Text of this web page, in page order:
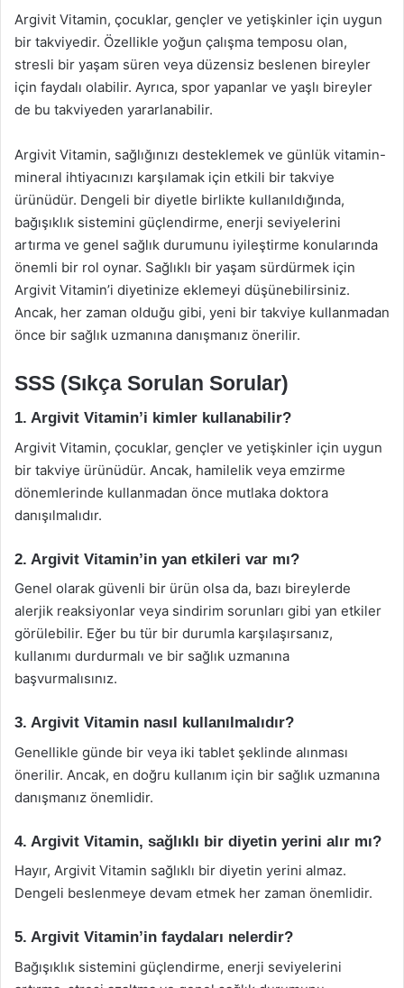
Argivit Vitamin, çocuklar, gençler ve yetişkinler için uygun
bir takviyedir. Özellikle yoğun çalışma temposu olan,
stresli bir yaşam süren veya düzensiz beslenen bireyler
için faydalı olabilir. Ayrıca, spor yapanlar ve yaşlı bireyler
de bu takviyeden yararlanabilir.
Argivit Vitamin, sağlığınızı desteklemek ve günlük vitamin-
mineral ihtiyacınızı karşılamak için etkili bir takviye
ürünüdür. Dengeli bir diyetle birlikte kullanıldığında,
bağışıklık sistemini güçlendirme, enerji seviyelerini
artırma ve genel sağlık durumunu iyileştirme konularında
önemli bir rol oynar. Sağlıklı bir yaşam sürdürmek için
Argivit Vitamin’i diyetinize eklemeyi düşünebilirsiniz.
Ancak, her zaman olduğu gibi, yeni bir takviye kullanmadan
önce bir sağlık uzmanına danışmanız önerilir.
SSS (Sıkça Sorulan Sorular)
1. Argivit Vitamin’i kimler kullanabilir?
Argivit Vitamin, çocuklar, gençler ve yetişkinler için uygun
bir takviye ürünüdür. Ancak, hamilelik veya emzirme
dönemlerinde kullanmadan önce mutlaka doktora
danışılmalıdır.
2. Argivit Vitamin’in yan etkileri var mı?
Genel olarak güvenli bir ürün olsa da, bazı bireylerde
alerjik reaksiyonlar veya sindirim sorunları gibi yan etkiler
görülebilir. Eğer bu tür bir durumla karşılaşırsanız,
kullanımı durdurmalı ve bir sağlık uzmanına
başvurmalısınız.
3. Argivit Vitamin nasıl kullanılmalıdır?
Genellikle günde bir veya iki tablet şeklinde alınması
önerilir. Ancak, en doğru kullanım için bir sağlık uzmanına
danışmanız önemlidir.
4. Argivit Vitamin, sağlıklı bir diyetin yerini alır mı?
Hayır, Argivit Vitamin sağlıklı bir diyetin yerini almaz.
Dengeli beslenmeye devam etmek her zaman önemlidir.
5. Argivit Vitamin’in faydaları nelerdir?
Bağışıklık sistemini güçlendirme, enerji seviyelerini